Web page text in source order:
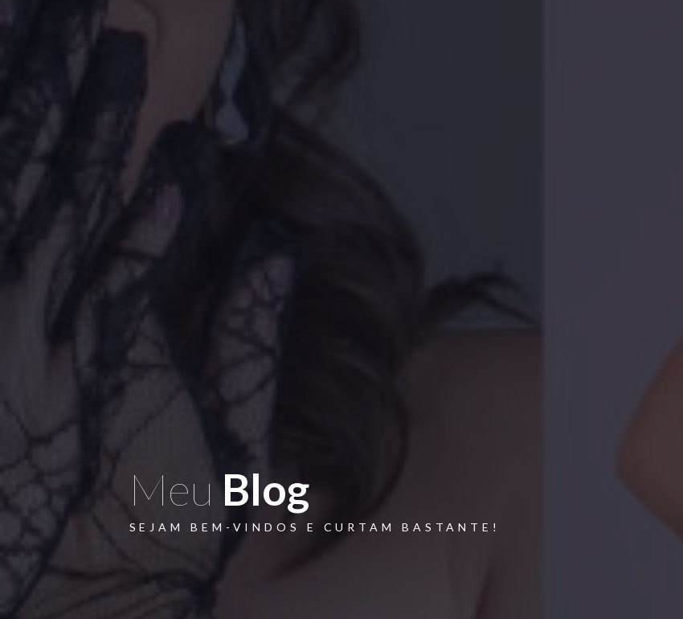
MeuBlog
SEJAM BEM-VINDOS E CURTAM BASTANTE!